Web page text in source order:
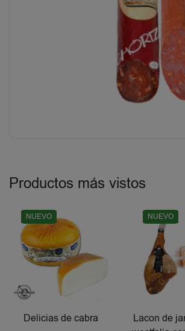
Productos más vistos
NUEVO
Delicias de cabra
NUEVO
Lacon de